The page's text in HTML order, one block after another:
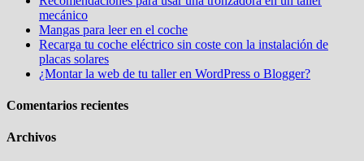
mecánico
Mangas para leer en el coche
Recarga tu coche eléctrico sin coste con la instalación de
placas solares
¿Montar la web de tu taller en WordPress o Blogger?
Comentarios recientes
Archivos